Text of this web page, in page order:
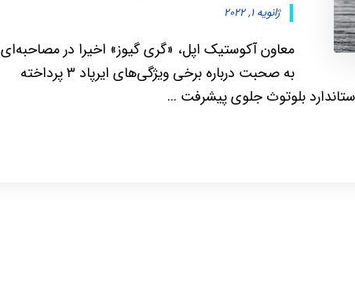
ژانویه ۱, ۲۰۲۲
معاون آکوستیک اپل، «گری گیوز» اخیرا در مصاحبه‌ای
به صحبت درباره برخی ویژگی‌های ایرپاد ۳ پرداخته
بلوتوث جلوی پیشرفت ...